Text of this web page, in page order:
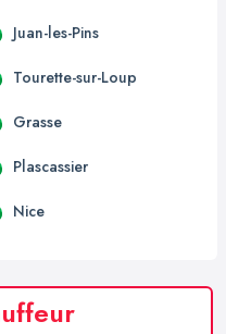
Juan-les-Pins
Tourette-sur-Loup
Grasse
Plascassier
Nice